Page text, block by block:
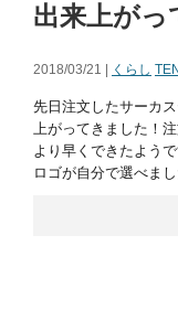
出来上がっ
2018/03/21 | くらし
先日注文したサーカ
上がってきました！
より早くできたよう
ロゴが自分で選べま